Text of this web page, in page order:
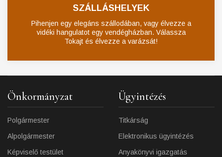
SZÁLLÁSHELYEK
Pihenjen egy elegáns szállodában, vagy élvezze a
vidéki hangulatot egy vendégházban. Válassza
Tokajt és élvezze a varázsát!
Önkormányzat
Polgármester
Alpolgármester
Képviselő testület
Ügyintézés
Titkárság
Elektronikus ügyintézés
Anyakönyvi igazgatás